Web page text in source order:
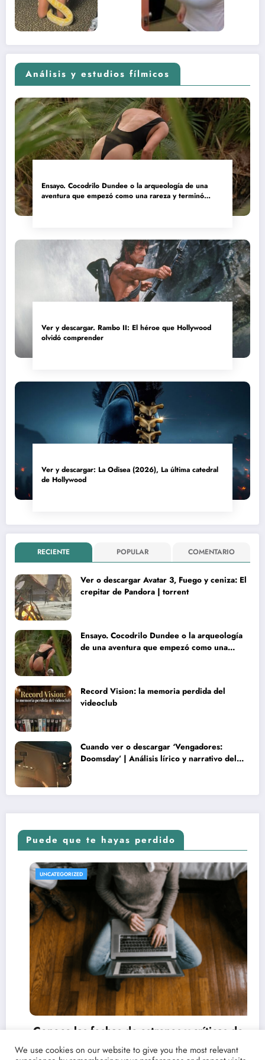
Análisis y estudios fílmicos
Ensayo. Cocodrilo Dundee o la arqueología de una
aventura que empezó como una rareza y terminó
Ver y descargar. Rambo II: El héroe que Hollywood
olvidó comprender
Ver y descargar: La Odisea (2026), La última catedral
de Hollywood
RECIENTE POPULAR COMENTARIO
Ver o descargar Avatar 3, Fuego y ceniza: El
crepitar de Pandora | torrent
Ensayo. Cocodrilo Dundee o la arqueología
de una aventura que empezó como una
Record Vision: la memoria perdida del
videoclub
Cuando ver o descargar ‘Vengadores:
Doomsday’ | Análisis lírico y narrativo del
Puede que te hayas perdido
de
Point
REVISTA DE CINE | NOTICIAS, IMÁGENES, TRÁILERS,
UNCATEGORIZED
We use cookies on our website to give you the most relevant